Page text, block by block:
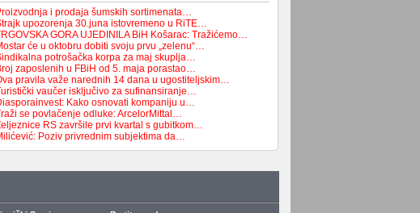
i prodaja šumskih sortimenata…
upozorenja 30.juna istovremeno u RiTE…
GORA UJEDINILA BiH Košarac: Tražićemo…
će u oktobru dobiti svoju prvu „zelenu“…
potrošačka korpa za maj skuplja…
zaposlenih u FBiH od 5. maja porastao…
pravila važe narednih 14 dana u ugostiteljskim…
vaučer isključivo za sufinansiranje…
Kako osnovati kompaniju u…
se povlačenje odluke: ArcelorMittal…
RS završile prvi kvartal s gubitkom…
Poziv privrednim subjektima da…